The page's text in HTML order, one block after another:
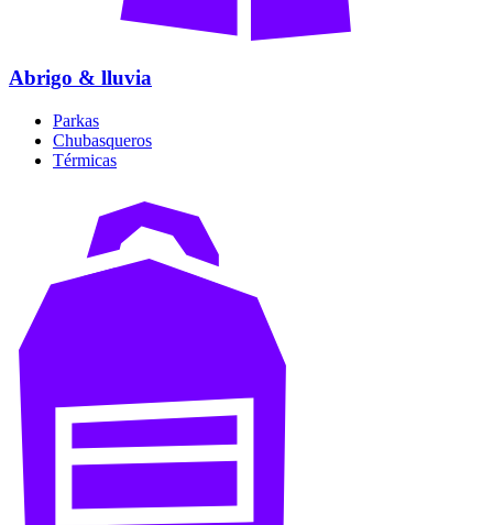
Abrigo & lluvia
Parkas
Chubasqueros
Térmicas